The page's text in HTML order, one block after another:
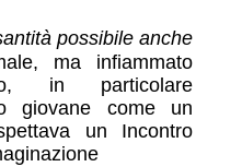
possibile anche
ma infiammato
in particolare
giovane come un
un Incontro